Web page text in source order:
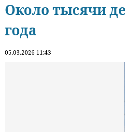
Около тысячи
года
05.03.2026 11:43